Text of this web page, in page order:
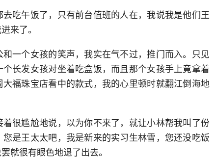
吃午饭了，只有前台值班的人在，我说我是他们王
来了。
一个女孩的笑声，我实在气不过，推门而入。只见
长发女孩对坐着吃盒饭，而且那个女孩手上竟拿着
福珠宝店看中的款式，我的心里顿时就翻江倒海地
很尴尬地说，以为你不来了，就让小林帮我叫了份
是王太太吧，我是新来的实习生林雪，您还没吃饭
就很有眼色地退了出去。